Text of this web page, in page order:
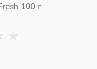
100 г